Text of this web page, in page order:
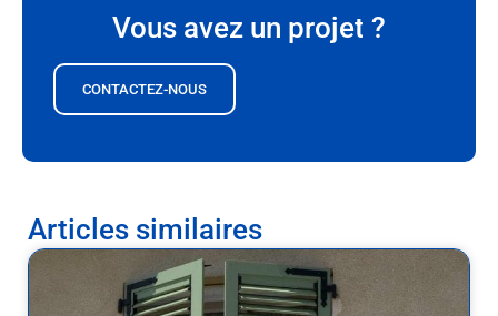
Vous avez un projet ?
CONTACTEZ-NOUS
Articles similaires